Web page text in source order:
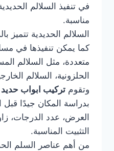
في تنفيذ السلالم
مناسبة.
السلالم الحديدية تتميز
كما يمكن تنفيذها في
متعددة، مثل السلالم
الحلزونية، السلالم
وتقوم تركيب ابواب
بدراسة المكان جيدًا قبل
العرض، عدد الدرجات،
التثبيت المناسبة.
من أهم عناصر السلم